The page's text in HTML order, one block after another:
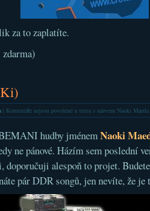
za to zaplatíte.
| Komentáře nejsou povolenéu textu s názvem Naoki
hudby jménemNaoki
ne pánové. Házím sem poslední
doporučuji alespoň to projet.
pár DDR songů, jen nevíte, že je